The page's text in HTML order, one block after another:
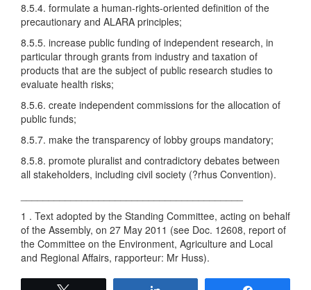
8.5.4. formulate a human-rights-oriented definition of the
precautionary and ALARA principles;
8.5.5. increase public funding of independent research, in
particular through grants from industry and taxation of
products that are the subject of public research studies to
evaluate health risks;
8.5.6. create independent commissions for the allocation of
public funds;
8.5.7. make the transparency of lobby groups mandatory;
8.5.8. promote pluralist and contradictory debates between
all stakeholders, including civil society (?rhus Convention).
1 . Text adopted by the Standing Committee, acting on behalf
of the Assembly, on 27 May 2011 (see Doc. 12608, report of
the Committee on the Environment, Agriculture and Local
and Regional Affairs, rapporteur: Mr Huss).